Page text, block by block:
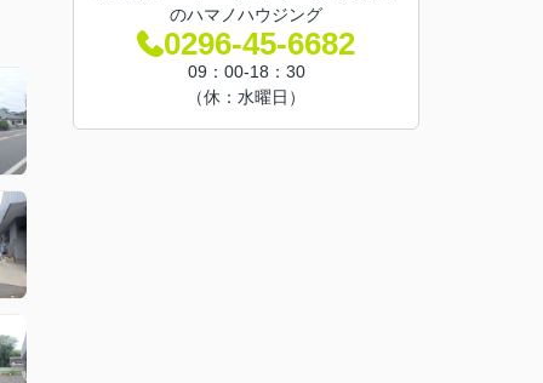
のハマノハウジング
0296-45-6682
09：00-18：30
（休：水曜日）